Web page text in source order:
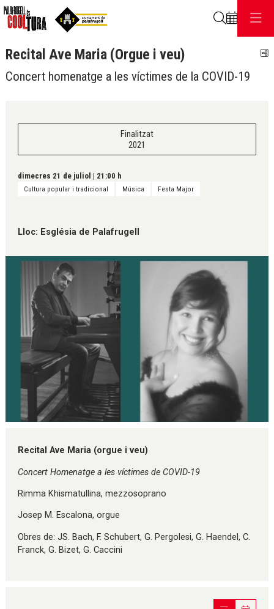
Recital Ave Maria (Orgue i veu)
Concert homenatge a les víctimes de la COVID-19
Finalitzat
2021
dimecres 21 de juliol | 21:00 h
Cultura popular i tradicional Música Festa Major
Lloc: Església de Palafrugell
Recital Ave Maria (orgue i veu)
Concert Homenatge a les víctimes de COVID-19
Rimma Khismatullina, mezzosoprano
Josep M. Escalona, orgue
Obres de: JS. Bach, F. Schubert, G. Pergolesi, G. Haendel, C.
Franck, G. Bizet, G. Caccini